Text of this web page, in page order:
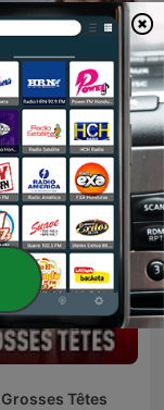
Comedy from
Radio 4
Têtes